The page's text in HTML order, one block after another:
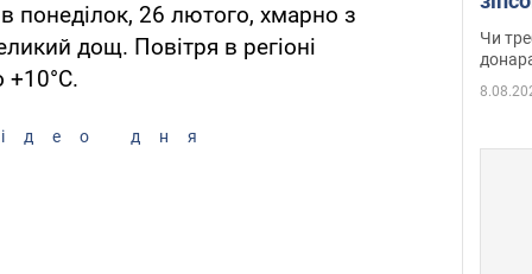
в понеділок, 26 лютого, хмарно з
дощ. Повітря в регіоні
+10°С.
дня
Чи